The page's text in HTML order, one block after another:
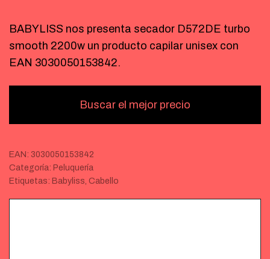
BABYLISS nos presenta secador D572DE turbo
smooth 2200w un producto capilar unisex con
EAN 3030050153842.
Buscar el mejor precio
EAN: 3030050153842
Categoría: Peluquería
Etiquetas: Babyliss, Cabello